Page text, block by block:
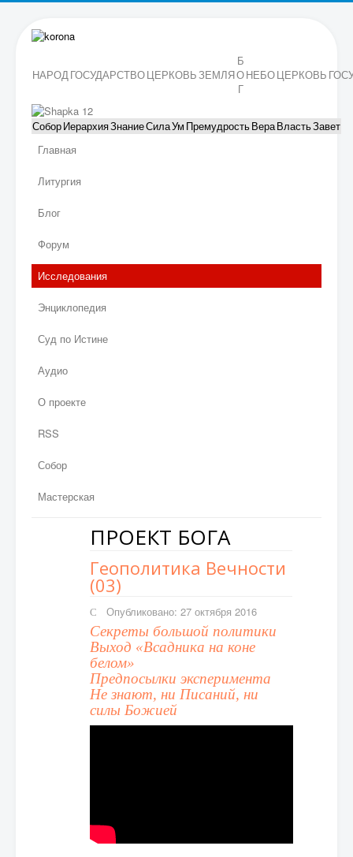
НАРОДГОСУДАРСТВОЦЕРКОВЬЗЕМЛЯ
Б
О
Г
НЕБОЦЕРКОВЬ
СоборИерархияЗнаниеСилаУм ПремудростьВераВластьЗавет
Главная
Литургия
Блог
Форум
Исследования
Энциклопедия
Суд по Истине
Аудио
О проекте
RSS
Собор
Мастерская
ПРОЕКТ БОГА
Геополитика Вечности
(03)
Опубликовано: 27 октября 2016
Секреты большой политики
Выход «Всадника на коне
белом»
Предпосылки эксперимента
Не знают, ни Писаний, ни
силы Божией